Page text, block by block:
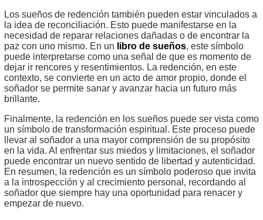
Los sueños de redención también pueden estar vinculados a
la idea de reconciliación. Esto puede manifestarse en la
necesidad de reparar relaciones dañadas o de encontrar la
paz con uno mismo. En un libro de sueños, este símbolo
puede interpretarse como una señal de que es momento de
dejar ir rencores y resentimientos. La redención, en este
contexto, se convierte en un acto de amor propio, donde el
soñador se permite sanar y avanzar hacia un futuro más
brillante.
Finalmente, la redención en los sueños puede ser vista como
un símbolo de transformación espiritual. Este proceso puede
llevar al soñador a una mayor comprensión de su propósito
en la vida. Al enfrentar sus miedos y limitaciones, el soñador
puede encontrar un nuevo sentido de libertad y autenticidad.
En resumen, la redención es un símbolo poderoso que invita
a la introspección y al crecimiento personal, recordando al
soñador que siempre hay una oportunidad para renacer y
empezar de nuevo.